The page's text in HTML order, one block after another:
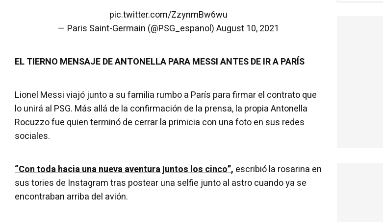
pic.twitter.com/ZzynmBw6wu
— Paris Saint-Germain (@PSG_espanol)August 10, 2021
EL TIERNO MENSAJE DE ANTONELLA PARA MESSI ANTES DE IR A PARÍS
Lionel Messi viajó junto a su familia rumbo a París para firmar el contrato que
lo unirá al PSG. Más allá de la confirmación de la prensa, la propia Antonella
Rocuzzo fue quien terminó de cerrar la primicia con una foto en sus redes
sociales.
“Con toda hacia una nueva aventura juntos los cinco”, escribió la rosarina en
sus tories de Instagram tras postear una selfie junto al astro cuando ya se
encontraban arriba del avión.